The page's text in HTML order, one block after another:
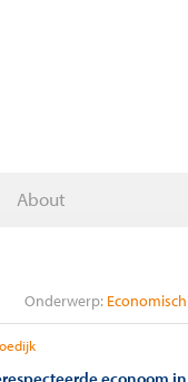
About
Onderwerp:
econoom in